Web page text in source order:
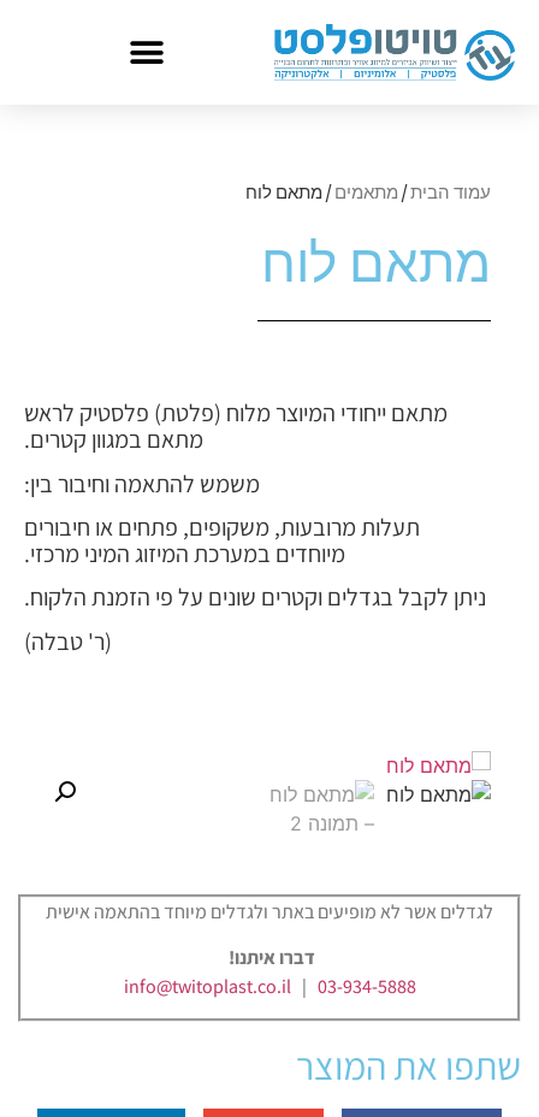
עמוד הבית/ מתאמים/ מתאם לוח
מתאם לוח
מתאם ייחודי המיוצר מלוח (פלטת) פלסטיק לראש
מתאם במגוון קטרים.
משמש להתאמה וחיבור בין:
תעלות מרובעות, משקופים, פתחים או חיבורים
מיוחדים במערכת המיזוג המיני מרכזי.
ניתן לקבל בגדלים וקטרים שונים על פי הזמנת הלקוח.
(ר' טבלה)
לגדלים אשר לא מופיעים באתר ולגדלים מיוחד בהתאמה אישית
דברו איתנו!
03-934-5888
|
info@twitoplast.co.il
שתפו את המוצר